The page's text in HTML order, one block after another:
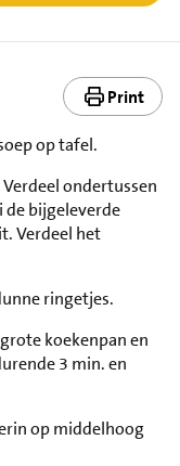
Print
op tafel.
ondertussen
de bijgeleverde
Verdeel het
ringetjes.
koekenpan en
3 min. en
op middelhoog